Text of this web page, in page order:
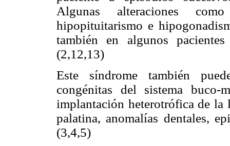
Algunas alteraciones
hipopituitarismo e
también en algunos
(2,12,13)
Este síndrome también
congénitas del sistema buco-
implantación heterotrófica de
palatina, anomalías dentales,
(3,4,5)